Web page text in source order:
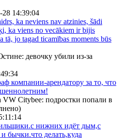
28 14:39:04
ka neviens nav atzinies, šādi
ka viens no vecākiem ir bijis
tā, jo tagad ticamības moments būs
девочку убили из-за
компании-арендатору за то, что
Citybee: подростки попали в
нижних идёт дым,с
бычки.что делать,куда